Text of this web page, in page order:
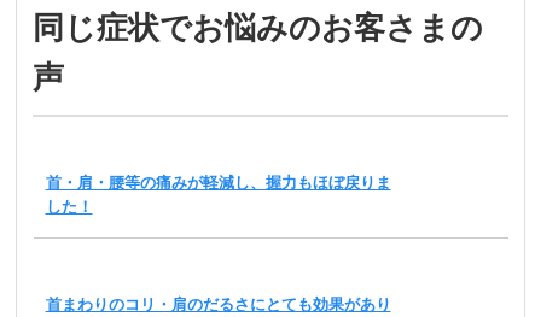
同じ症状でお悩みのお客さまの
声
首・肩・腰等の痛みが軽減し、握力もほぼ戻りま
した！
首まわりのコリ・肩のだるさにとても効果があり